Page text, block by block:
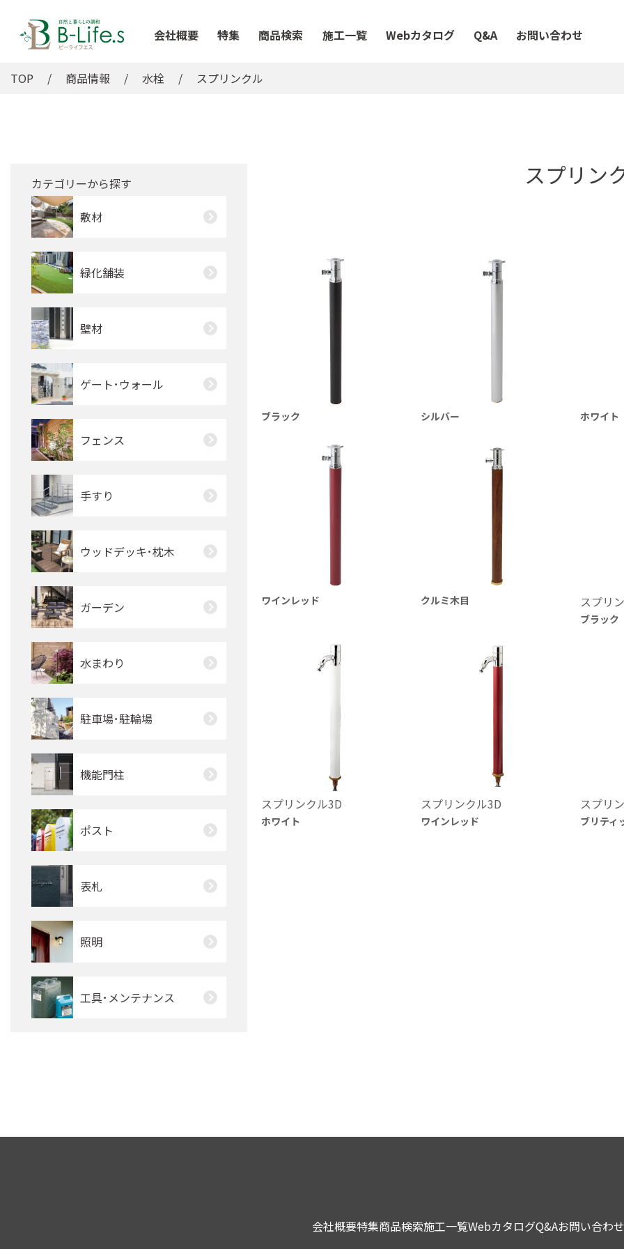
会社概要 特集 商品検索 施工一覧 Webカタログ Q&A お問い合わせ
TOP 商品情報 水栓 スプリンクル
カテゴリーから探す
敷材
緑化舗装
壁材
ゲート･ウォール
フェンス
手すり
ウッドデッキ･枕木
ガーデン
水まわり
駐車場･駐輪場
機能門柱
ポスト
表札
照明
工具･メンテナンス
スプリン
ブラック シルバー ホワイト
ワインレッド クルミ木目 スプリ
ブラック
スプリンクル3D
ホワイト
スプリンクル3D
ワインレッド
スプリ
ブリティ
会社概要特集商品検索施工一覧WebカタログQ&Aお問い合わせ